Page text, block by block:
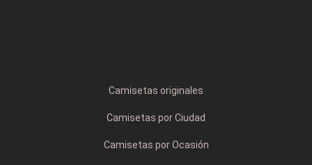
Camisetas originales
Camisetas por Ciudad
Camisetas por Ocasión